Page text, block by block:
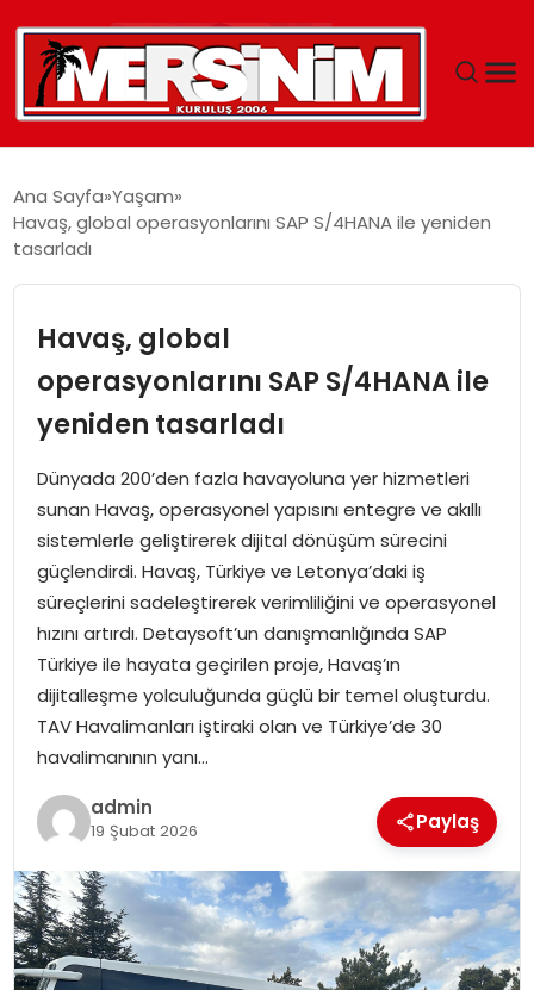
YAŞAM
EĞITIM
SPOR
EKONOMI
MAGAZIN
DÜNYA
OTOMOBIL
Ana Sayfa Yaşam
Havaş, global operasyonlarını SAP S/4HANA ile yeniden
tasarladı
Havaş, global
operasyonlarını SAP S/4HANA ile
yeniden tasarladı
Dünyada 200’den fazla havayoluna yer hizmetleri
sunan Havaş, operasyonel yapısını entegre ve akıllı
sistemlerle geliştirerek dijital dönüşüm sürecini
güçlendirdi. Havaş, Türkiye ve Letonya’daki iş
süreçlerini sadeleştirerek verimliliğini ve operasyonel
hızını artırdı. Detaysoft’un danışmanlığında SAP
Türkiye ile hayata geçirilen proje, Havaş’ın
dijitalleşme yolculuğunda güçlü bir temel oluşturdu.
TAV Havalimanları iştiraki olan ve Türkiye’de 30
havalimanının yanı…
admin
19 Şubat 2026 Paylaş